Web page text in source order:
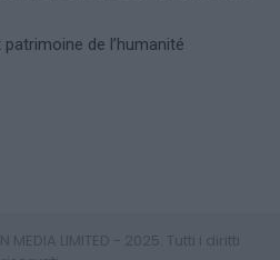
de l’humanité